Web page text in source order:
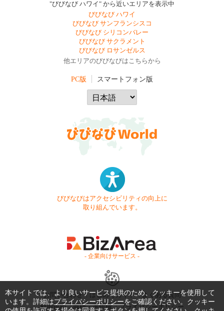
"びびなび ハワイ" から近いエリアを表示中
びびなび ハワイ
びびなび サンフランシスコ
びびなび シリコンバレー
びびなび サクラメント
びびなび ロサンゼルス
他エリアのびびなびはこちらから
PC版 スマートフォン版
びびなびはアクセシビリティの向上に
取り組んでいます。
- 企業向けサービス -
お問い合わせ はじめてガイド
よくある質問
利用規約
商標・著作権 プライバシーポリシー
本サイトでは、より良いサービス提供のため、クッキーを使用して
います。詳細はプライバシーポリシーをご確認ください。クッキー